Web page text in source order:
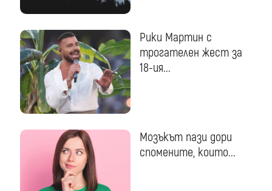
Рики Мартин с
трогателен жест за
18-ия...
Мозъкът пази дори
спомените, които...